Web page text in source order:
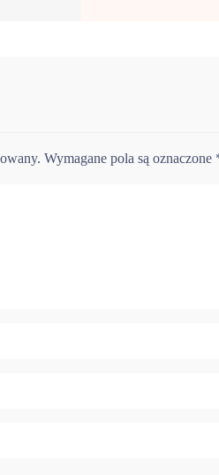
Wymagane pola są oznaczone